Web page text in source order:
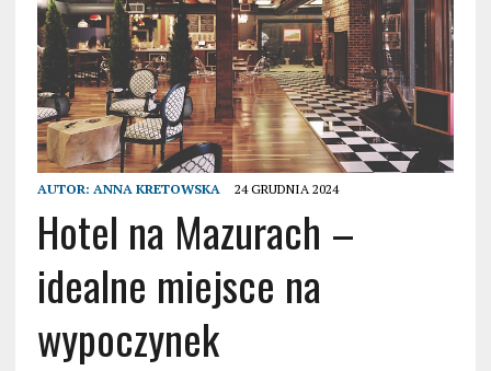
AUTOR: ANNA KRETOWSKA 24 GRUDNIA 2024
Hotel na Mazurach –
idealne miejsce na
wypoczynek